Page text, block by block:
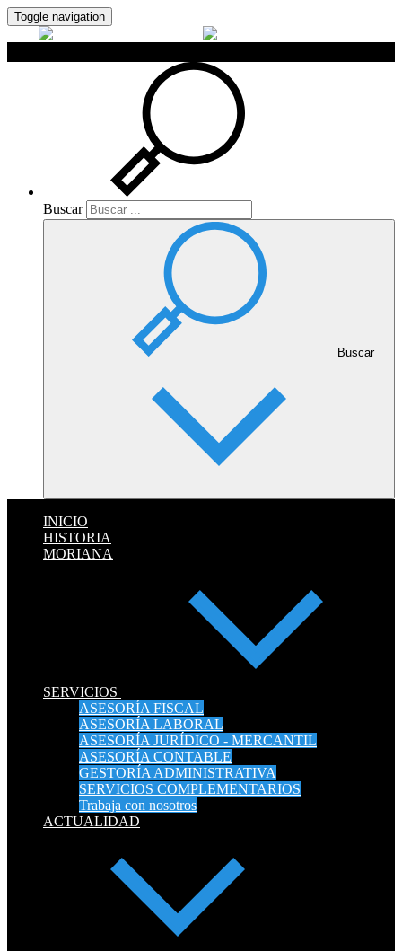
Toggle navigation
Buscar
Buscar
INICIO
HISTORIA
MORIANA
SERVICIOS
ASESORÍA FISCAL
ASESORÍA LABORAL
ASESORÍA JURÍDICO - MERCANTIL
ASESORÍA CONTABLE
GESTORÍA ADMINISTRATIVA
SERVICIOS COMPLEMENTARIOS
Trabaja con nosotros
ACTUALIDAD